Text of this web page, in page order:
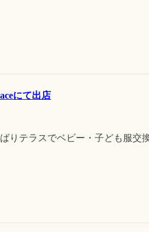
にて出店
りテラスでベビー・子ども服交